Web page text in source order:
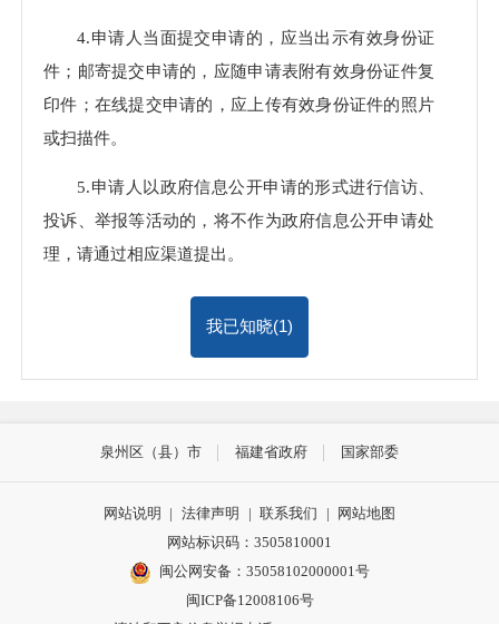
4.申请人当面提交申请的，应当出示有效身份证
件；邮寄提交申请的，应随申请表附有效身份证件复
印件；在线提交申请的，应上传有效身份证件的照片
或扫描件。
5.申请人以政府信息公开申请的形式进行信访、
投诉、举报等活动的，将不作为政府信息公开申请处
理，请通过相应渠道提出。
我已知晓(1)
泉州区（县）市 福建省政府 国家部委
网站说明 | 法律声明 | 联系我们 |
网站地图
网站标识码：3505810001
闽公网安备：35058102000001号
闽ICP备12008106号